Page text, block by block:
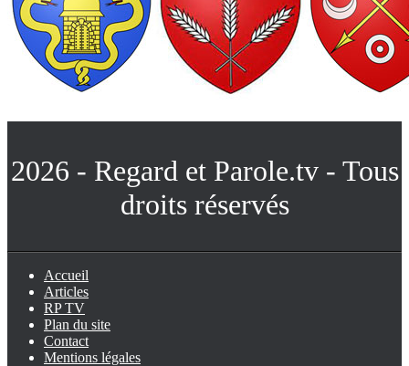
2026 - Regard et Parole.tv - Tous
droits réservés
Accueil
Articles
RP TV
Plan du site
Contact
Mentions légales